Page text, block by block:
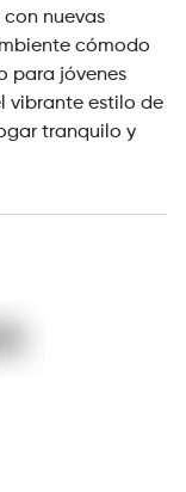
nuevas
cómodo
para jóvenes
vibrante estilo de
tranquilo y